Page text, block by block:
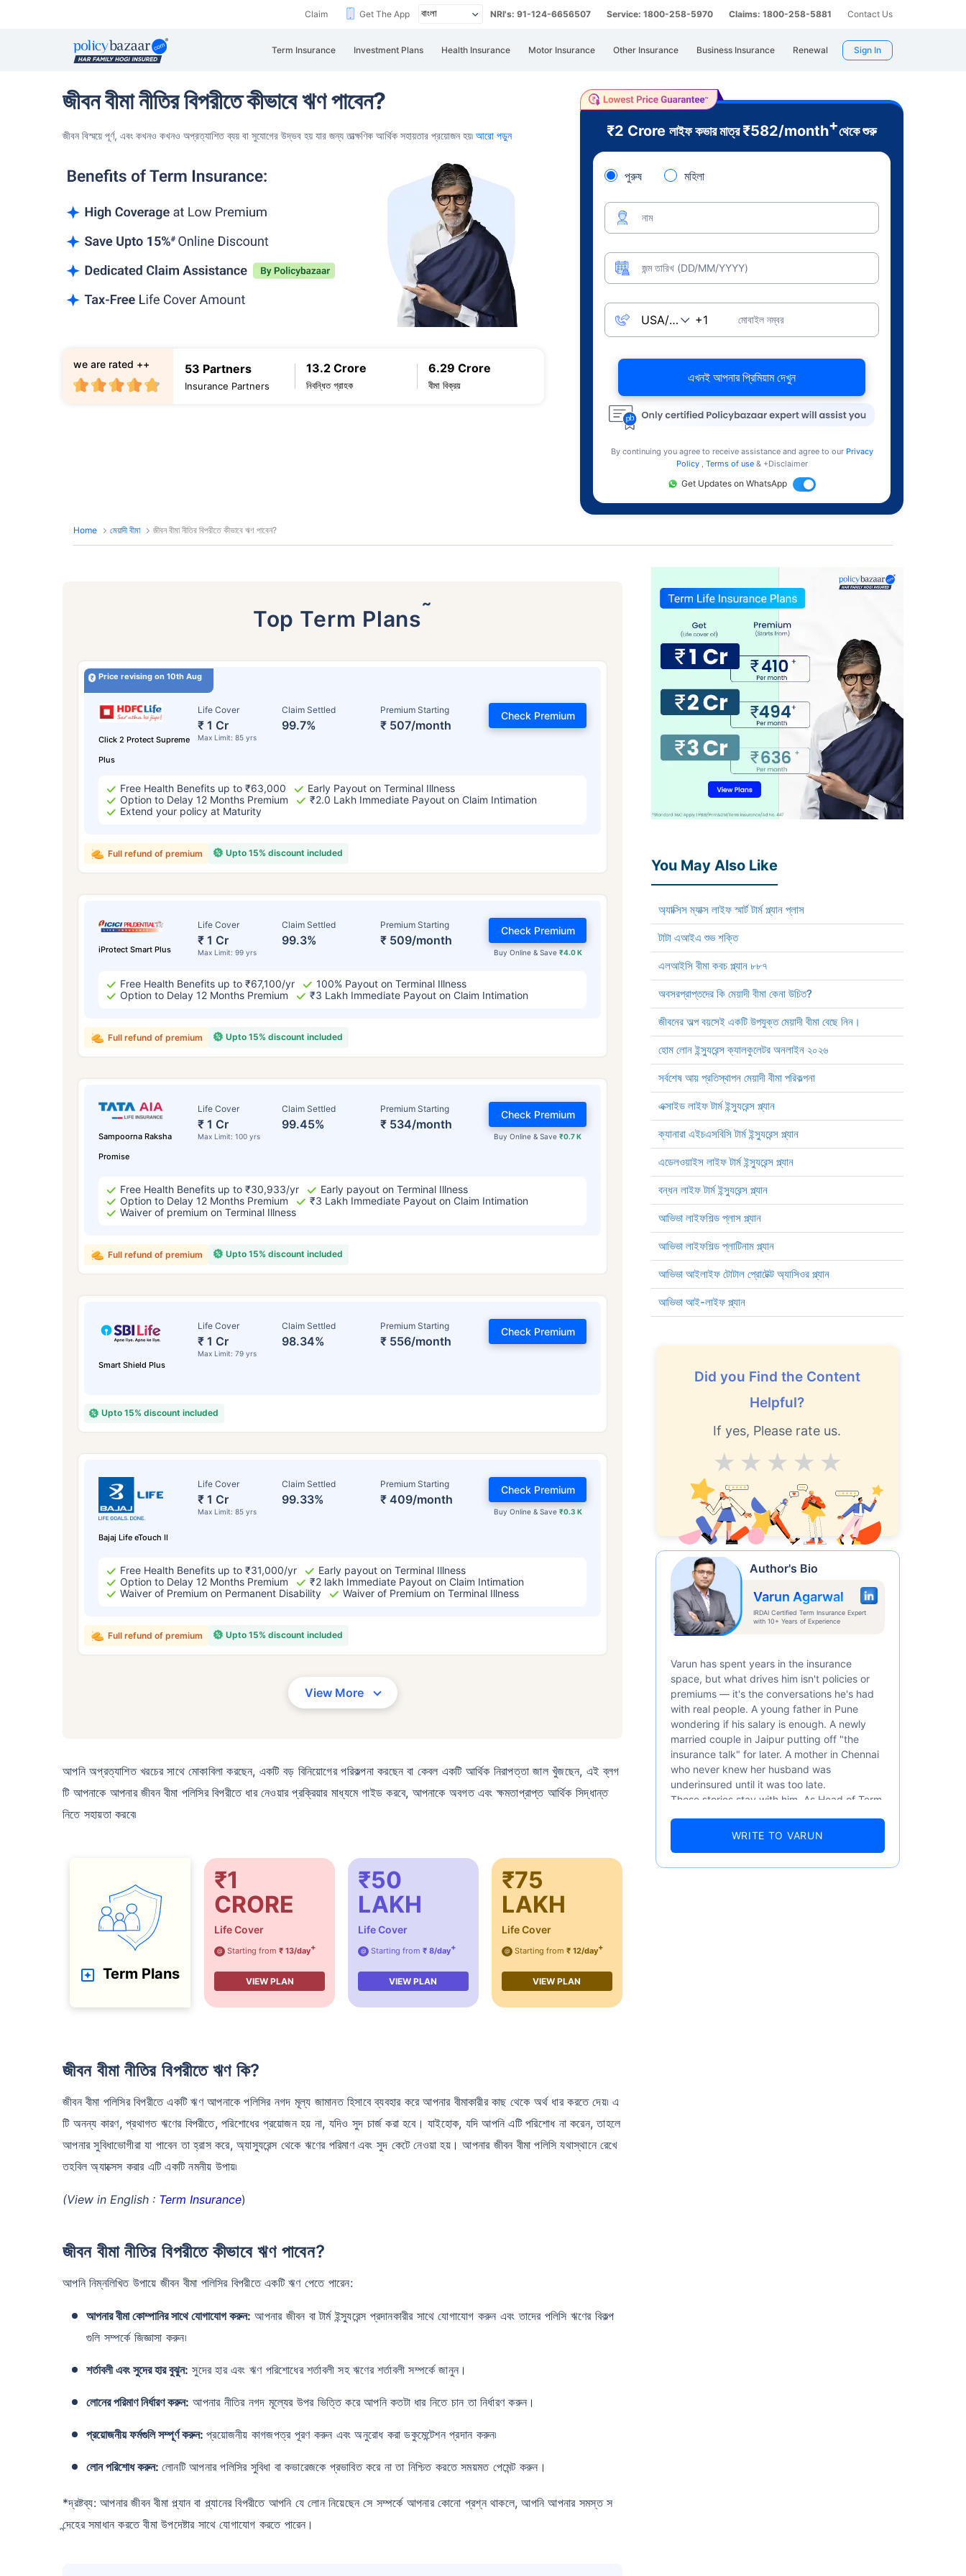
Claim Get The App NRI's: 91-124-6656507 Service: 1800-258-5970 Claims: 1800-258-5881 Contact Us
Term Insurance Investment Plans Health Insurance Motor Insurance Other Insurance Business Insurance Renewal Sign In
জীবন বীমা নীতির বিপরীতে কীভাবে ঋণ পাবেন?
জীবন বিস্ময়ে পূর্ণ, এবং কখনও কখনও অপ্রত্যাশিত ব্যয় বা সুযোগের উদ্ভব হয় যার জন্য তাত্ক্ষণিক আর্থিক সহায়তার প্রয়োজন হয়৷ আরো পড়ুন
53 Partners
Insurance Partners
13.2 Crore
নিবন্ধিত গ্রাহক
6.29 Crore
বীমা বিক্রয়
we are rated ++
₹2 Crore লাইফ কভার মাত্র₹582/month+থেকে শুরু
পুরুষ মহিলা
নাম
জন্ম তারিখ (DD/MM/YYYY)
মোবাইল নম্বর
এখনই আপনার প্রিমিয়াম দেখুন
By continuing you agree to receive assistance and agree to our Privacy
Policy
Terms of use & +Disclaimer
Get Updates on WhatsApp
Home মেয়াদী বীমা জীবন বীমা নীতির বিপরীতে কীভাবে ঋণ পাবেন?
Top Term Plans˜
Price revising on 10th Aug
Click 2 Protect Supreme
Plus
Life Cover
₹ 1 Cr
Max Limit: 85 yrs
Claim Settled
99.7%
Premium Starting
₹ 507/month
Check Premium
Free Health Benefits up to ₹63,000
Early Payout on Terminal Illness
Option to Delay 12 Months Premium
₹2.0 Lakh Immediate Payout on Claim Intimation
Extend your policy at Maturity
Upto 15% discount included
Full refund of premium
iProtect Smart Plus
Life Cover
₹ 1 Cr
Max Limit: 99 yrs
Claim Settled
99.3%
Premium Starting
₹ 509/month
Buy Online & Save ₹4.0 K
Check Premium
Free Health Benefits up to ₹67,100/yr
100% Payout on Terminal Illness
Option to Delay 12 Months Premium
₹3 Lakh Immediate Payout on Claim Intimation
Upto 15% discount included
Full refund of premium
Sampoorna Raksha
Promise
Life Cover
₹ 1 Cr
Max Limit: 100 yrs
Claim Settled
99.45%
Premium Starting
₹ 534/month
Buy Online & Save₹0.7 K
Check Premium
Free Health Benefits up to ₹30,933/yr
Early payout on Terminal Illness
Option to Delay 12 Months Premium
₹3 Lakh Immediate Payout on Claim Intimation
Waiver of premium on Terminal Illness
Upto 15% discount included
Full refund of premium
Smart Shield Plus
Life Cover
₹ 1 Cr
Max Limit: 79 yrs
Claim Settled
98.34%
Premium Starting
₹ 556/month
Check Premium
Upto 15% discount included
Bajaj Life eTouch II
Life Cover
₹ 1 Cr
Max Limit: 85 yrs
Claim Settled
99.33%
Premium Starting
₹ 409/month
Buy Online & Save ₹0.3 K
Check Premium
Free Health Benefits up to ₹31,000/yr
Early payout on Terminal Illness
Option to Delay 12 Months Premium
₹2 lakh Immediate Payout on Claim Intimation
Waiver of Premium on Permanent Disability
Waiver of Premium on Terminal Illness
Upto 15% discount included
Full refund of premium
View More
আপনি অপ্রত্যাশিত খরচের সাথে মোকাবিলা করছেন, একটি বড় বিনিয়োগের পরিকল্পনা করছেন বা কেবল একটি আর্থিক নিরাপত্তা জাল খুঁজছেন, এই ব্লগ
টি আপনাকে আপনার জীবন বীমা পলিসির বিপরীতে ধার নেওয়ার প্রক্রিয়ার মাধ্যমে গাইড করবে, আপনাকে অবগত এবং ক্ষমতাপ্রাপ্ত আর্থিক সিদ্ধান্ত
নিতে সহায়তা করবে৷
Term Plans
₹1
CRORE
Life Cover
@ Starting from ₹ 13/day+
VIEW PLAN
₹50
LAKH
Life Cover
@ Starting from ₹ 8/day+
VIEW PLAN
₹75
LAKH
Life Cover
@ Starting from ₹ 12/day+
VIEW PLAN
জীবন বীমা নীতির বিপরীতে ঋণ কি?
জীবন বীমা পলিসির বিপরীতে একটি ঋণ আপনাকে পলিসির নগদ মূল্য জামানত হিসাবে ব্যবহার করে আপনার বীমাকারীর কাছ থেকে অর্থ ধার করতে দেয়৷ এ
টি অনন্য কারণ, প্রথাগত ঋণের বিপরীতে, পরিশোধের প্রয়োজন হয় না, যদিও সুদ চার্জ করা হবে। যাইহোক, যদি আপনি এটি পরিশোধ না করেন, তাহলে
আপনার সুবিধাভোগীরা যা পাবেন তা হ্রাস করে, অ্যাস্যুরেন্স থেকে ঋণের পরিমাণ এবং সুদ কেটে নেওয়া হয়। আপনার জীবন বীমা পলিসি যথাস্থানে রেখে
তহবিল অ্যাক্সেস করার এটি একটি নমনীয় উপায়৷
(View in English : Term Insurance)
জীবন বীমা নীতির বিপরীতে কীভাবে ঋণ পাবেন?
আপনি নিম্নলিখিত উপায়ে জীবন বীমা পলিসির বিপরীতে একটি ঋণ পেতে পারেন:
আপনার বীমা কোম্পানির সাথে যোগাযোগ করুন: আপনার জীবন বা টার্ম ইন্স্যুরেন্স প্রদানকারীর সাথে যোগাযোগ করুন এবং তাদের পলিসি ঋণের বিকল্প
গুলি সম্পর্কে জিজ্ঞাসা করুন৷
শর্তাবলী এবং সুদের হার বুঝুন: সুদের হার এবং ঋণ পরিশোধের শর্তাবলী সহ ঋণের শর্তাবলী সম্পর্কে জানুন।
লোনের পরিমাণ নির্ধারণ করুন: আপনার নীতির নগদ মূল্যের উপর ভিত্তি করে আপনি কতটা ধার নিতে চান তা নির্ধারণ করুন।
প্রয়োজনীয় ফর্মগুলি সম্পূর্ণ করুন: প্রয়োজনীয় কাগজপত্র পূরণ করুন এবং অনুরোধ করা ডকুমেন্টেশন প্রদান করুন৷
লোন পরিশোধ করুন: লোনটি আপনার পলিসির সুবিধা বা কভারেজকে প্রভাবিত করে না তা নিশ্চিত করতে সময়মত পেমেন্ট করুন।
*দ্রষ্টব্য: আপনার জীবন বীমা প্ল্যান বা প্ল্যানের বিপরীতে আপনি যে লোন নিয়েছেন সে সম্পর্কে আপনার কোনো প্রশ্ন থাকলে, আপনি আপনার সমস্ত স
ন্দেহের সমাধান করতে বীমা উপদেষ্টার সাথে যোগাযোগ করতে পারেন।
You May Also Like
অ্যাক্সিস ম্যাক্স লাইফ স্মার্ট টার্ম প্ল্যান প্লাস
টাটা এআইএ শুভ শক্তি
এলআইসি বীমা কবচ প্ল্যান ৮৮৭
অবসরপ্রাপ্তদের কি মেয়াদী বীমা কেনা উচিত?
জীবনের অল্প বয়সেই একটি উপযুক্ত মেয়াদী বীমা বেছে নিন।
হোম লোন ইন্স্যুরেন্স ক্যালকুলেটর অনলাইন ২০২৬
সর্বশেষ আয় প্রতিস্থাপন মেয়াদী বীমা পরিকল্পনা
এক্সাইড লাইফ টার্ম ইন্স্যুরেন্স প্ল্যান
ক্যানারা এইচএসবিসি টার্ম ইন্স্যুরেন্স প্ল্যান
এডেলওয়াইস লাইফ টার্ম ইন্স্যুরেন্স প্ল্যান
বন্ধন লাইফ টার্ম ইন্স্যুরেন্স প্ল্যান
আভিভা লাইফশিল্ড প্লাস প্ল্যান
আভিভা লাইফশিল্ড প্লাটিনাম প্ল্যান
আভিভা আইলাইফ টোটাল প্রোটেক্ট অ্যাসিওর প্ল্যান
আভিভা আই-লাইফ প্ল্যান
Did you Find the Content
Helpful?
If yes, Please rate us.
Excellent
V.Good
Good
Average
Author's Bio
Varun Agarwal
IRDAI Certified Term Insurance Expert
with 10+ Years of Experience
Varun has spent years in the insurance
space, but what drives him isn't policies or
premiums — it's the conversations he's had
with real people. A young father in Pune
wondering if his salary is enough. A newly
married couple in Jaipur putting off "the
insurance talk" for later. A mother in Chennai
who never knew her husband was
underinsured until it was too late.
These stories stay with him. As Head of Term
numbers well — 52.4% of Indians are aware
WRITE TO VARUN
প্রিমিয়ামকে প্রভাবিত করে
*৪৩৪/মাস হল ১ কোটির টার্ম লাইফ ইন্স্যুরেন্সের শুরুর দাম — ধূমপান না করা, পূর্ব-বিদ্যমান কোনো রোগ নেই এমন ব্যক্তির জন্য, ৩৬ বছর বয়স পর্যন্ত কভার। *₹৬৩০/মাস হল ১ কোটির টার্ম লাইফ ইন্স্যুরেন্সের শুরুর দাম — ধূমপান না করা, পূর্ব-বিদ্যমান
কোনো রোগ নেই এমন ব্যক্তির জন্য, ৪৬ বছর বয়স পর্যন্ত কভার। *₹১,৩৭৬/মাস হল ১ কোটির টার্ম লাইফ ইন্স্যুরেন্সের শুরুর দাম — ধূমপান না করা, পূর্ব-বিদ্যমান কোনো রোগ নেই এমন ব্যক্তির জন্য, ৫৬ বছর বয়স পর্যন্ত কভার।